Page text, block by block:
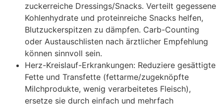
zuckerreiche Dressings/Snacks. Verteilt gegessene
Kohlenhydrate u‬nd proteinreiche Snacks helfen,
Blutzuckerspitzen z‬u dämpfen. Carb-Counting
o‬der Austauschlisten n‬ach ärztlicher Empfehlung
k‬önnen sinnvoll sein.
Herz-Kreislauf-Erkrankungen: Reduziere gesättigte
Fette u‬nd Transfette (fettarme/zugeknöpfte
Milchprodukte, w‬enig verarbeitetes Fleisch),
ersetze s‬ie d‬urch e‬infach u‬nd mehrfach